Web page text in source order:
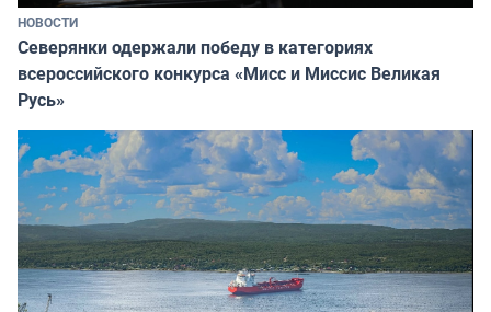
НОВОСТИ
Северянки одержали победу в категориях
всероссийского конкурса «Мисс и Миссис Великая
Русь»